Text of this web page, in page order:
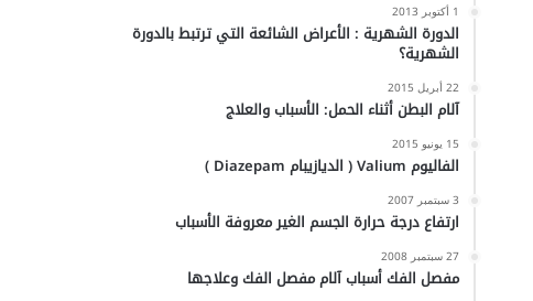
1 أكتوبر 2013
الدورة الشهرية : الأعراض الشائعة التي ترتبط بالدورة
الشهرية؟
22 أبريل 2015
آلام البطن أثناء الحمل: الأسباب والعلاج
15 يونيو 2015
الفاليوم Valium ( الديازيبام Diazepam )
3 سبتمبر 2007
ارتفاع درجة حرارة الجسم الغير معروفة الأسباب
27 سبتمبر 2008
مفصل الفك أسباب آلام مفصل الفك وعلاجها